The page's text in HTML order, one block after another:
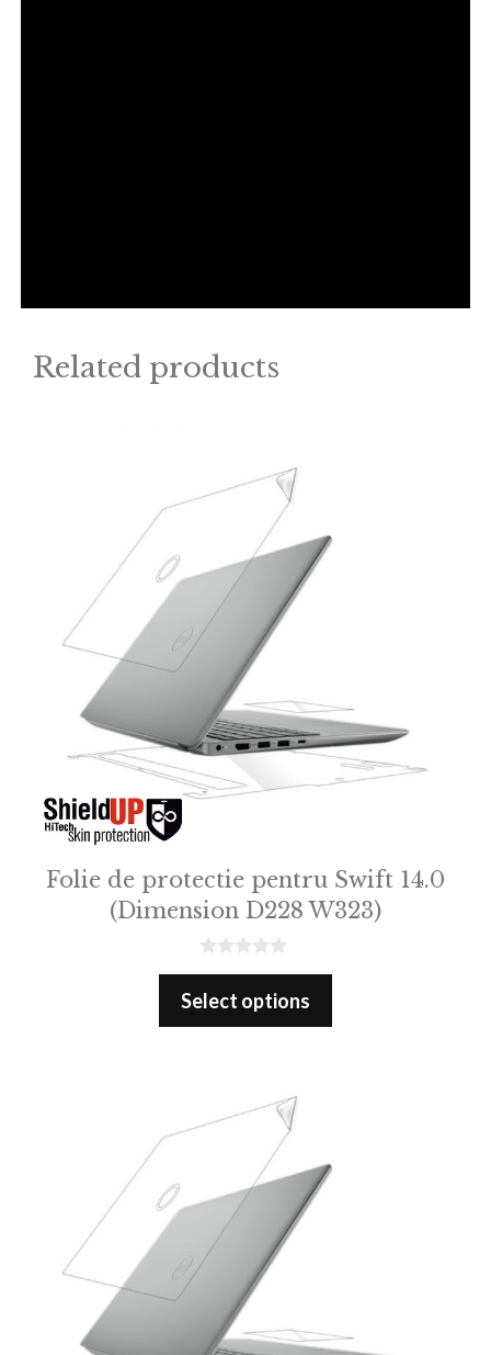
Related products
Folie de protectie pentru Swift 14.0
(Dimension D228 W323)
0
u
Select options